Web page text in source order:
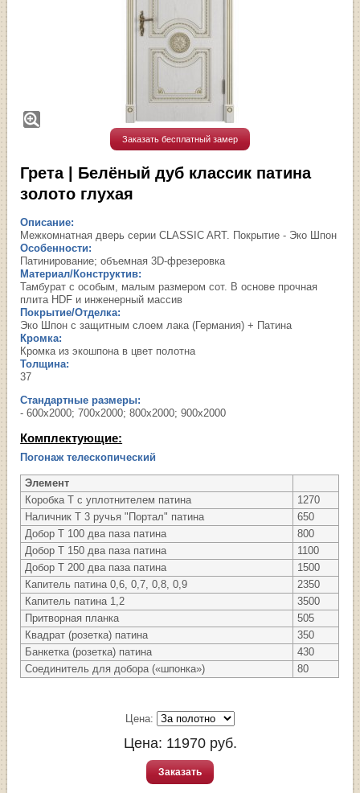
Заказать бесплатный замер
Грета | Белёный дуб классик патина
золото глухая
Описание:
Межкомнатная дверь серии CLASSIC ART. Покрытие - Эко Шпон
Особенности:
Патинирование; объемная 3D-фрезеровка
Материал/Конструктив:
Тамбурат с особым, малым размером сот. В основе прочная
плита HDF и инженерный массив
Покрытие/Отделка:
Эко Шпон с защитным слоем лака (Германия) + Патина
Кромка:
Кромка из экошпона в цвет полотна
Толщина:
37
Стандартные размеры:
- 600х2000; 700х2000; 800х2000; 900х2000
Комплектующие:
Погонаж телескопический
Элемент
Коробка Т с уплотнителем патина
1270
Наличник Т 3 ручья "Портал" патина
650
Добор Т 100 два паза патина
800
Добор Т 150 два паза патина
1100
Добор Т 200 два паза патина
1500
Капитель патина 0,6, 0,7, 0,8, 0,9
2350
Капитель патина 1,2
3500
Притворная планка
505
Квадрат (розетка) патина
350
Банкетка (розетка) патина
430
Соединитель для добора («шпонка»)
80
Цена:
Цена: 11970руб.
Заказать